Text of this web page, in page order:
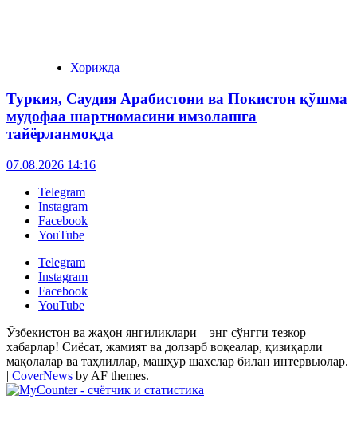
Хорижда
Туркия, Саудия Арабистони ва Покистон қўшма
мудофаа шартномасини имзолашга
тайёрланмоқда
07.08.2026 14:16
Telegram
Instagram
Facebook
YouTube
Telegram
Instagram
Facebook
YouTube
Ўзбекистон ва жаҳон янгиликлари – энг сўнгги тезкор
хабарлар! Сиёсат, жамият ва долзарб воқеалар, қизиқарли
мақолалар ва таҳлиллар, машҳур шахслар билан интервьюлар.
| CoverNews by AF themes.